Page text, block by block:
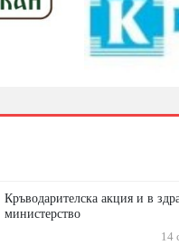
Кръводарителска акция и в
министерство
14